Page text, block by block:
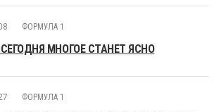
ФОРМУЛА 1
МНОГОЕ СТАНЕТ ЯСНО
ФОРМУЛА 1